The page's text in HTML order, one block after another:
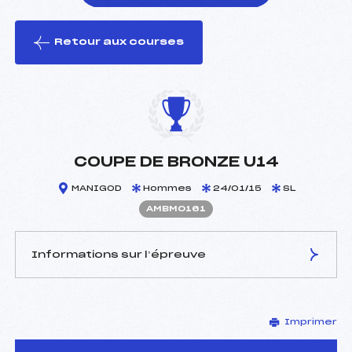
le ski
Retour aux courses
COUPE DE BRONZE U14
MANIGOD Hommes 24/01/15 SL
AMBM0161
Informations sur l’épreuve
MORAND MARC (MB)
Arbitre :
GARIN ALEXIS (MB)
Imprimer